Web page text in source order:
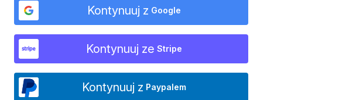
Kontynuuj z Google
Kontynuuj ze Stripe
Kontynuuj z Paypalem